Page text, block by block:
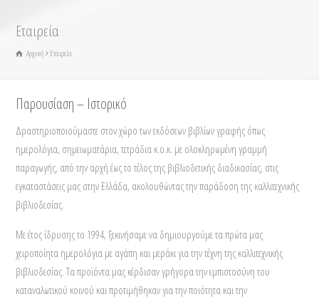
Εταιρεία
Αρχική Εταιρεία
Παρουσίαση – Ιστορικό
Δραστηριοποιούμαστε στον χώρο των εκδόσεων βιβλίων γραφής όπως
ημερολόγια, σημειωματάρια, τετράδια κ.ο.κ. με ολοκληρωμένη γραμμή
παραγωγής, από την αρχή έως το τέλος της βιβλιοδετικής διαδικασίας, στις
εγκαταστάσεις μας στην Ελλάδα, ακολουθώντας την παράδοση της καλλιτεχνικής
βιβλιοδεσίας.
Με έτος ίδρυσης το 1994, ξεκινήσαμε να δημιουργούμε τα πρώτα μας
χειροποίητα ημερολόγια με αγάπη και μεράκι για την τέχνη της καλλιτεχνικής
βιβλιοδεσίας. Τα προϊόντα μας κέρδισαν γρήγορα την εμπιστοσύνη του
καταναλωτικού κοινού και προτιμήθηκαν για την ποιότητα και την